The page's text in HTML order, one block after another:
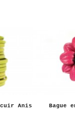
cuir Anis Bague